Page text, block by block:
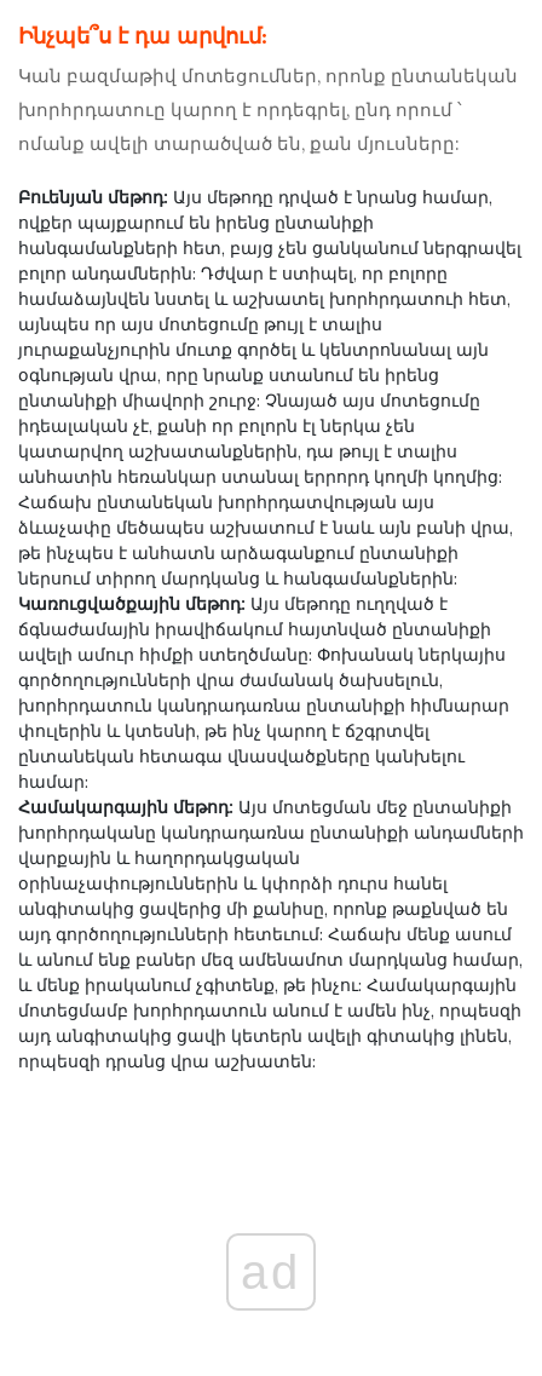
Ինչպե՞ս է դա արվում:
Կան բազմաթիվ մոտեցումներ, որոնք ընտանեկան
խորհրդատուը կարող է որդեգրել, ընդ որում ՝
ոմանք ավելի տարածված են, քան մյուսները:
Բուենյան մեթոդ: Այս մեթոդը դրված է նրանց համար,
ովքեր պայքարում են իրենց ընտանիքի
հանգամանքների հետ, բայց չեն ցանկանում ներգրավել
բոլոր անդամներին: Դժվար է ստիպել, որ բոլորը
համաձայնվեն նստել և աշխատել խորհրդատուի հետ,
այնպես որ այս մոտեցումը թույլ է տալիս
յուրաքանչյուրին մուտք գործել և կենտրոնանալ այն
օգնության վրա, որը նրանք ստանում են իրենց
ընտանիքի միավորի շուրջ: Չնայած այս մոտեցումը
իդեալական չէ, քանի որ բոլորն էլ ներկա չեն
կատարվող աշխատանքներին, դա թույլ է տալիս
անհատին հեռանկար ստանալ երրորդ կողմի կողմից:
Հաճախ ընտանեկան խորհրդատվության այս
ձևաչափը մեծապես աշխատում է նաև այն բանի վրա,
թե ինչպես է անհատն արձագանքում ընտանիքի
ներսում տիրող մարդկանց և հանգամանքներին:
Կառուցվածքային մեթոդ: Այս մեթոդը ուղղված է
ճգնաժամային իրավիճակում հայտնված ընտանիքի
ավելի ամուր հիմքի ստեղծմանը: Փոխանակ ներկայիս
գործողությունների վրա ժամանակ ծախսելուն,
խորհրդատուն կանդրադառնա ընտանիքի հիմնարար
փուլերին և կտեսնի, թե ինչ կարող է ճշգրտվել
ընտանեկան հետագա վնասվածքները կանխելու
համար:
Համակարգային մեթոդ: Այս մոտեցման մեջ ընտանիքի
խորհրդականը կանդրադառնա ընտանիքի անդամների
վարքային և հաղորդակցական
օրինաչափություններին և կփորձի դուրս հանել
անգիտակից ցավերից մի քանիսը, որոնք թաքնված են
այդ գործողությունների հետեւում: Հաճախ մենք ասում
և անում ենք բաներ մեզ ամենամոտ մարդկանց համար,
և մենք իրականում չգիտենք, թե ինչու: Համակարգային
մոտեցմամբ խորհրդատուն անում է ամեն ինչ, որպեսզի
այդ անգիտակից ցավի կետերն ավելի գիտակից լինեն,
որպեսզի դրանց վրա աշխատեն:
ad